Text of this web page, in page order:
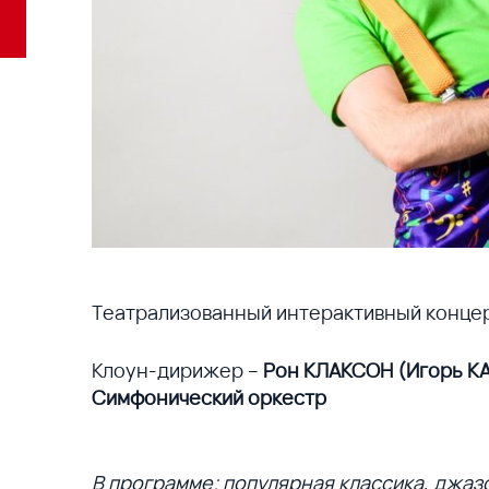
Театрализованный интерактивный
Клоун-дирижер – Рон КЛАКСОН (Игорь
Симфонический оркестр
В программе: популярная классика,